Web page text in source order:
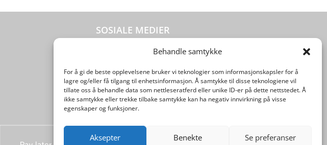
Behandle samtykke
For å gi de beste opplevelsene bruker vi teknologier som informasjonskapsler for å
lagre og/eller få tilgang til enhetsinformasjon. Å samtykke til disse teknologiene vil
tillate oss å behandle data som nettleseratferd eller unike ID-er på dette nettstedet. Å
ikke samtykke eller trekke tilbake samtykke kan ha negativ innvirkning på visse
egenskaper og funksjoner.
Aksepter Benekte Se preferanser
SOSIALE MEDIER